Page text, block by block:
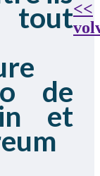
tout
de
et
<<